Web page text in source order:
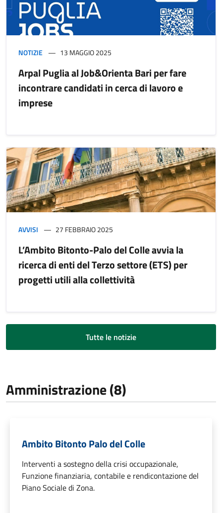
NOTIZIE 13 MAGGIO 2025
Arpal Puglia al Job&Orienta Bari per fare
incontrare candidati in cerca di lavoro e
imprese
AVVISI 27 FEBBRAIO 2025
L’Ambito Bitonto-Palo del Colle avvia la
ricerca di enti del Terzo settore (ETS) per
progetti utili alla collettività
Tutte le notizie
Amministrazione (8)
Ambito Bitonto Palo del Colle
Interventi a sostegno della crisi occupazionale,
Funzione finanziaria, contabile e rendicontazione del
Piano Sociale di Zona.